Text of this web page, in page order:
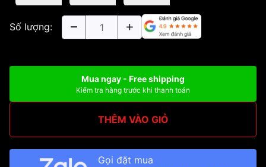
Số lượng:
Mua ngay - Free shipping
Kiểm tra hàng trước khi thanh toán
THÊM VÀO GIỎ
Gọi đặt mua